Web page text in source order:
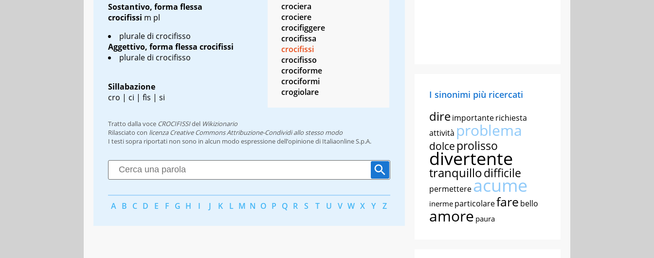
Sostantivo, forma flessa
crocifissi m pl
plurale di crocifisso
Aggettivo, forma flessa crocifissi
plurale di crocifisso
Sillabazione
cro | ci | fìs | si
crociera
crociere
crocifiggere
crocifissa
crocifissi
crocifisso
crociforme
crociformi
crogiolare
Tratto dalla voce CROCIFISSIdel Wikizionario
Rilasciato con licenza Creative Commons Attribuzione-Condividi allo stesso modo
I testi sopra riportati non sono in alcun modo espressione dell’opinione di Italiaonline S.p.A.
A B C D E F G H I J K L M N O P Q R S T U V W X Y Z
I sinonimi più ricercati
direimportanterichiesta
attività problema
dolce prolisso
divertente
tranquillodifficile
permettereacume
inerme particolarefare bello
amore paura